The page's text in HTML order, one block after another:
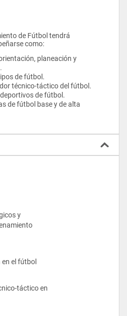
de Fútbol tendrá
como:
planeación y
de fútbol.
técnico-táctico del fútbol.
de fútbol.
de fútbol base y de alta
y
el fútbol
táctico en